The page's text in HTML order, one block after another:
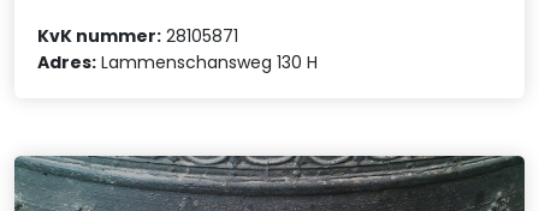
KvK nummer: 28105871
Adres: Lammenschansweg 130 H